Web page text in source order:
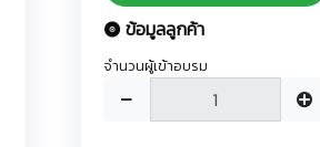
ข้อมูลลูกค้า
จำนวนผู้เข้าอบรม